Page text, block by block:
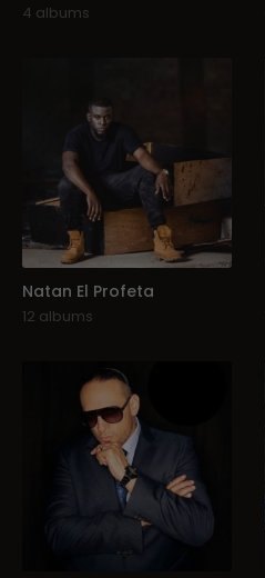
4 albums
Natan El Profeta
12 albums